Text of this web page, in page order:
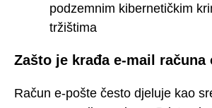
podzemnim kibernetičkim
tržištima
Zašto je krađa e-mail računa
Račun e-pošte često djeluje kao